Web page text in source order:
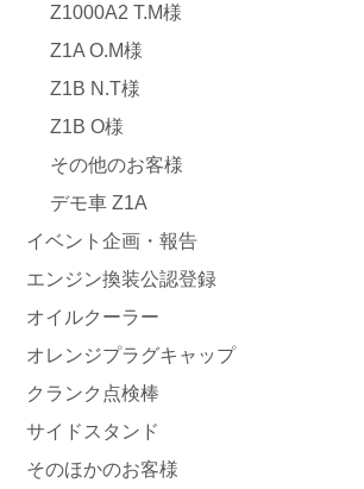
Z1000A2 T.M様
Z1A O.M様
Z1B N.T様
Z1B O様
その他のお客様
デモ車 Z1A
イベント企画・報告
エンジン換装公認登録
オイルクーラー
オレンジプラグキャップ
クランク点検棒
サイドスタンド
そのほかのお客様